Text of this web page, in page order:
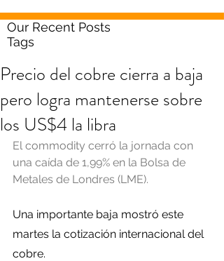
Our Recent Posts
Tags
Precio del cobre cierra a baja
pero logra mantenerse sobre
los US$4 la libra
El commodity cerró la jornada con
una caída de 1,99% en la Bolsa de
Metales de Londres (LME).
Una importante baja mostró este
martes la cotización internacional del
cobre.